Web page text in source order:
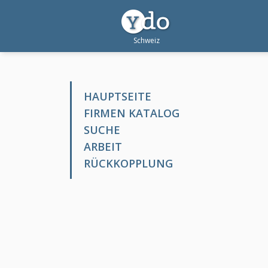
HAUPTSEITE
FIRMEN KATALOG
SUCHE
ARBEIT
RÜCKKOPPLUNG